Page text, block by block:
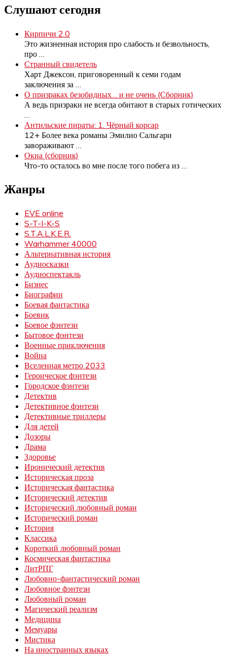
Слушают сегодня
Кирпичи 2.0
Это жизненная история про слабость и безвольность,
про
Странный свидетель
Харт Джексон, приговоренный к семи годам
заключения за
О призраках безобидных… и не очень (Сборник)
А ведь призраки не всегда обитают в старых готических
Антильские пираты: 1. Чёрный корсар
12+ Более века романы Эмилио Сальгари
завораживают
Окна (сборник)
Что-то осталось во мне после того побега из
Жанры
EVE online
S-T-I-K-S
S.T.A.L.K.E.R.
Warhammer 40000
Альтернативная история
Аудиосказки
Аудиоспектакль
Бизнес
Биографии
Боевая фантастика
Боевик
Боевое фэнтези
Бытовое фэнтези
Военные приключения
Война
Вселенная метро 2033
Героическое фэнтези
Городское фэнтези
Детектив
Детективное фэнтези
Детективные триллеры
Для детей
Дозоры
Драма
Здоровье
Иронический детектив
Историческая проза
Историческая фантастика
Исторический детектив
Исторический любовный роман
Исторический роман
История
Классика
Короткий любовный роман
Космическая фантастика
ЛитРПГ
Любовно-фантастический роман
Любовное фэнтези
Любовный роман
Магический реализм
Медицина
Мемуары
Мистика
На иностранных языках